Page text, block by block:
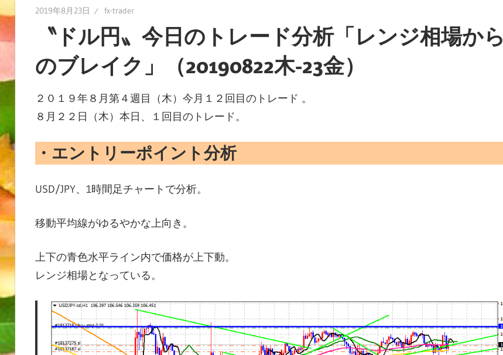
2019年8月23日 fx-trader
〝ドル円〟今日のトレード分析「レンジ相場から
のブレイク」（20190822木-23金）
２０１９年８月第４週目（木）今月１２回目のトレード 。
８月２２日（木）本日、１回目のトレード。
・エントリーポイント分析
USD/JPY、1時間足チャートで分析。
移動平均線がゆるやかな上向き。
上下の青色水平ライン内で価格が上下動。
レンジ相場となっている。